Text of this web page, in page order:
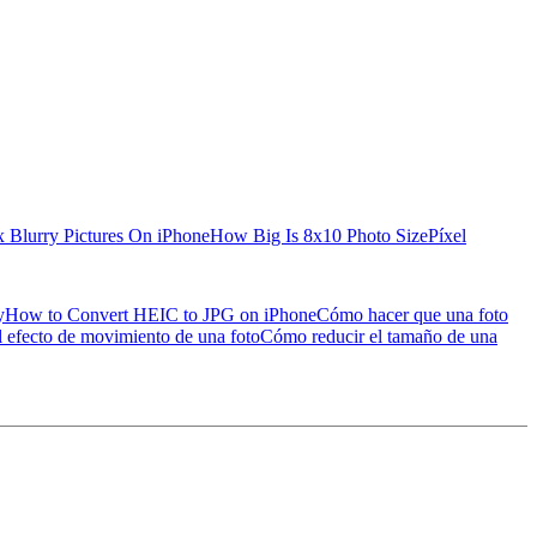
Blurry Pictures On iPhoneHow Big Is 8x10 Photo SizePíxel
How to Convert HEIC to JPG on iPhoneCómo hacer que una foto
efecto de movimiento de una fotoCómo reducir el tamaño de una